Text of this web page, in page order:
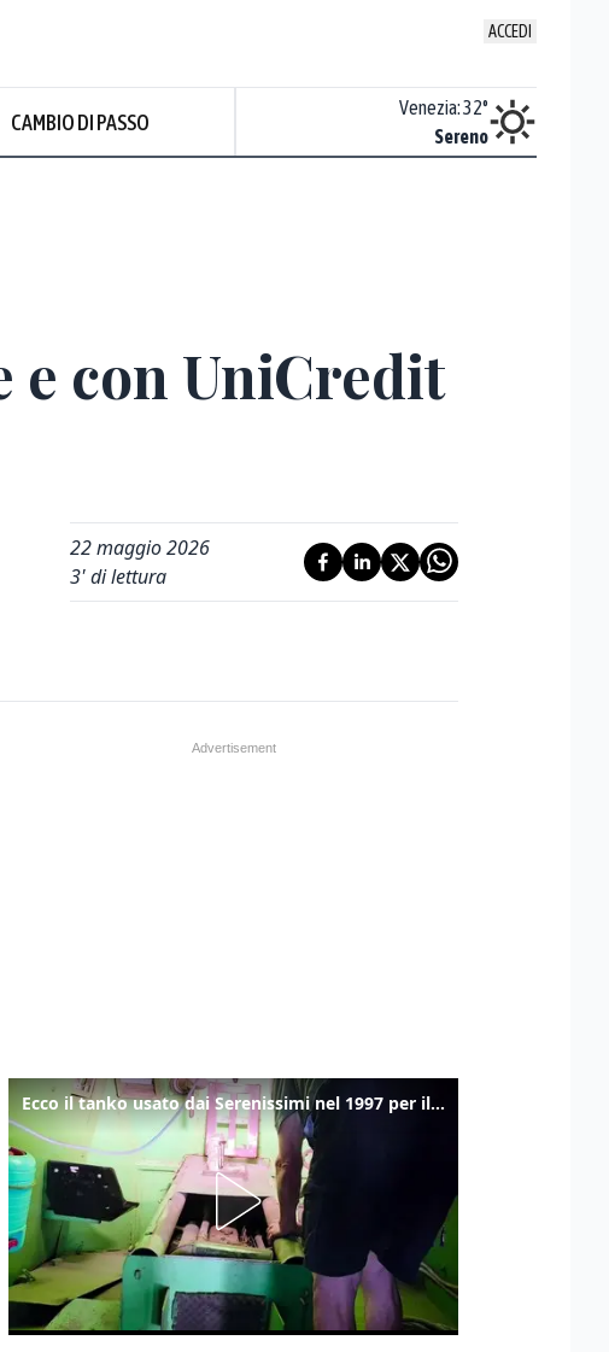
ACCEDI
CAMBIO DI PASSO
soleggiato
Venezia:32°
Sereno
e con UniCredit
22 maggio 2026
3' di lettura
Ecco il tanko usato dai Serenissimi nel 1997 per il blitz a San Marco